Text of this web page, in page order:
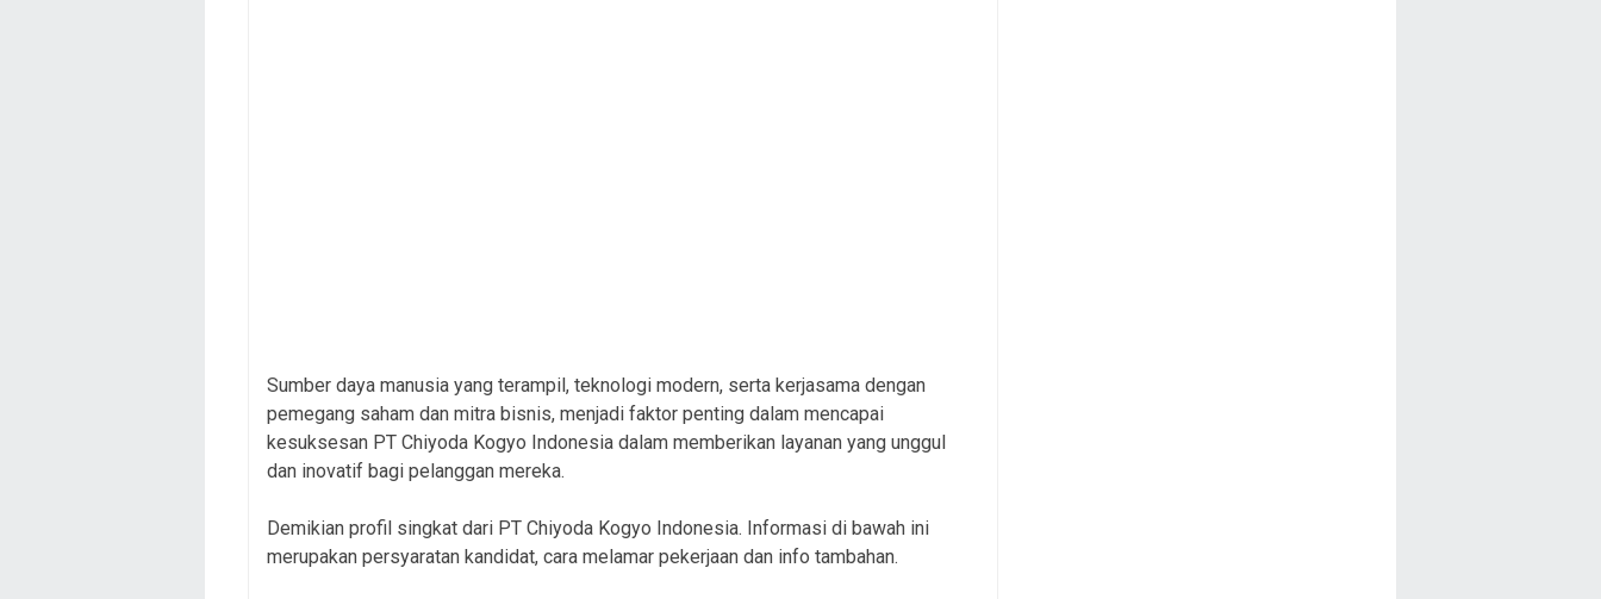
Sumber daya manusia yang terampil, teknologi modern, serta kerjasama dengan
pemegang saham dan mitra bisnis, menjadi faktor penting dalam mencapai
kesuksesan PT Chiyoda Kogyo Indonesia dalam memberikan layanan yang unggul
dan inovatif bagi pelanggan mereka.
Demikian profil singkat dari PT Chiyoda Kogyo Indonesia. Informasi di bawah ini
merupakan persyaratan kandidat, cara melamar pekerjaan dan info tambahan.